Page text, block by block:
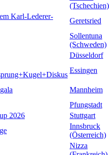
(Tschechien)
Karl-Lederer-
Geretsried
Sollentuna
(Schweden)
Düsseldorf
Essingen
Mannheim
Pfungstadt
2026
Stuttgart
Innsbruck
(Österreich)
Nizza